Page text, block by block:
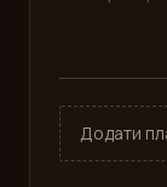
Додати